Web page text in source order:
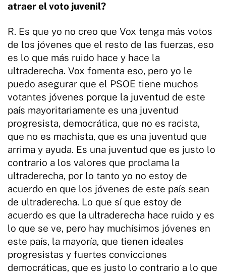
atraer el voto juvenil?
R. Es que yo no creo que Vox tenga más votos
de los jóvenes que el resto de las fuerzas, eso
es lo que más ruido hace y hace la
ultraderecha. Vox fomenta eso, pero yo le
puedo asegurar que el PSOE tiene muchos
votantes jóvenes porque la juventud de este
país mayoritariamente es una juventud
progresista, democrática, que no es racista,
que no es machista, que es una juventud que
arrima y ayuda. Es una juventud que es justo lo
contrario a los valores que proclama la
ultraderecha, por lo tanto yo no estoy de
acuerdo en que los jóvenes de este país sean
de ultraderecha. Lo que sí que estoy de
acuerdo es que la ultraderecha hace ruido y es
lo que se ve, pero hay muchísimos jóvenes en
este país, la mayoría, que tienen ideales
progresistas y fuertes convicciones
democráticas, que es justo lo contrario a lo que